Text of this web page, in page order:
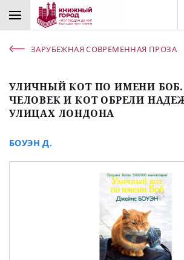
ЗАРУБЕЖНАЯ СОВРЕМЕННАЯ ПРОЗА
УЛИЧНЫЙ КОТ ПО ИМЕНИ
ЧЕЛОВЕК И КОТ ОБРЕЛИ
УЛИЦАХ ЛОНДОНА
БОУЭН Д.